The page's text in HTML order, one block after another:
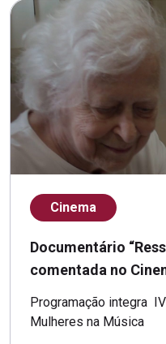
Cinema
Documentário
comentada no
Programação integra
Mulheres na Música